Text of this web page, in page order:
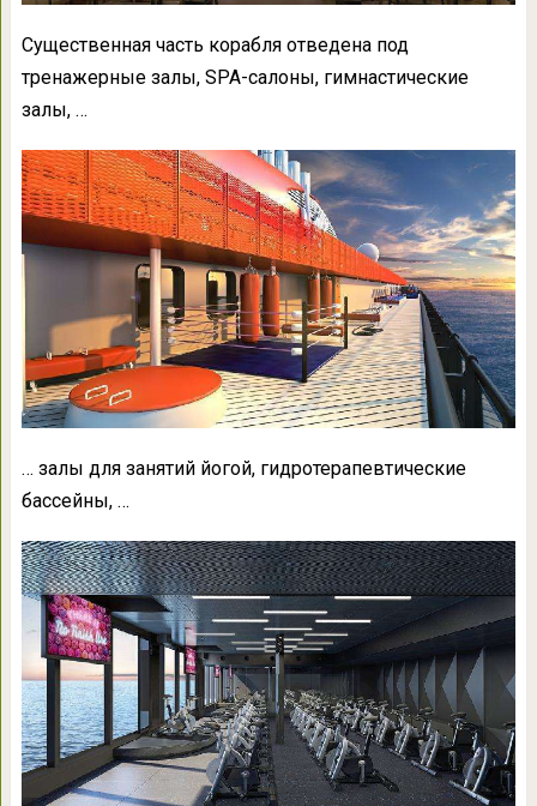
Существенная часть корабля отведена под
тренажерные залы, SPA-салоны, гимнастические
залы, …
… залы для занятий йогой, гидротерапевтические
бассейны, …